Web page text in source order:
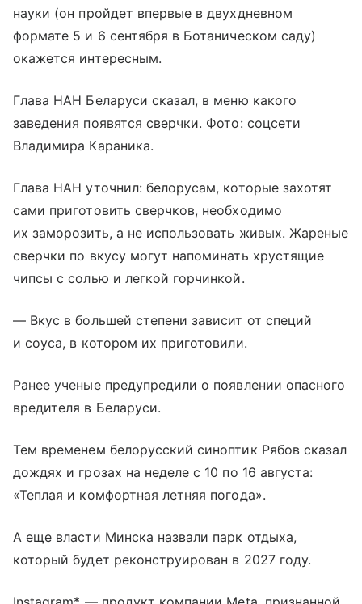
науки (он пройдет впервые в двухдневном
формате 5 и 6 сентября в Ботаническом саду)
окажется интересным.
Глава НАН Беларуси сказал, в меню какого
заведения появятся сверчки. Фото: соцсети
Владимира Караника.
Глава НАН уточнил: белорусам, которые захотят
сами приготовить сверчков, необходимо
их заморозить, а не использовать живых. Жареные
сверчки по вкусу могут напоминать хрустящие
чипсы с солью и легкой горчинкой.
— Вкус в большей степени зависит от специй
и соуса, в котором их приготовили.
Ранее ученые предупредили о появлении опасного
вредителя в Беларуси.
Тем временем белорусский синоптик Рябов сказал
дождях и грозах на неделе с 10 по 16 августа:
«Теплая и комфортная летняя погода».
А еще власти Минска назвали парк отдыха,
который будет реконструирован в 2027 году.